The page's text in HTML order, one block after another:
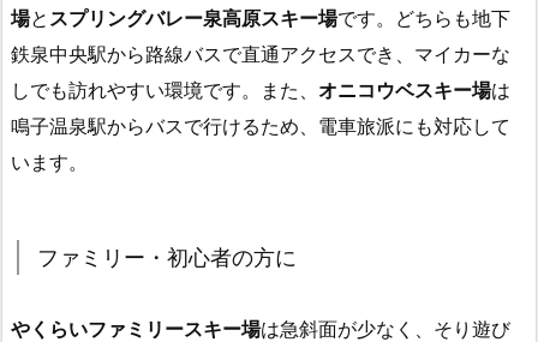
場と スプリングバレー泉高原スキー場です。どちらも地下
鉄泉中央駅から路線バスで直通アクセスでき、マイカーな
しでも訪れやすい環境です。また、 オニコウベスキー場は
鳴子温泉駅からバスで行けるため、電車旅派にも対応して
います。
ファミリー・初心者の方に
やくらいファミリースキー場は急斜面が少なく、そり遊び